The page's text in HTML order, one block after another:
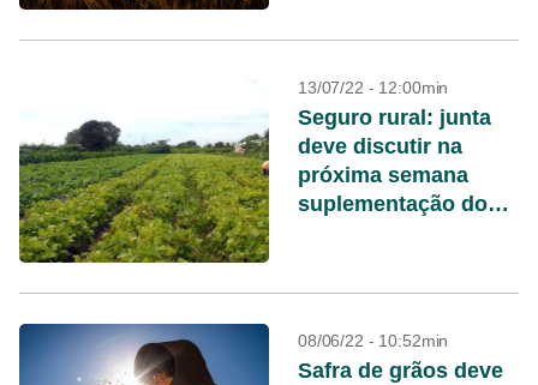
13/07/22 - 12:00min
Seguro rural: junta
deve discutir na
próxima semana
suplementação do
08/06/22 - 10:52min
Safra de grãos deve